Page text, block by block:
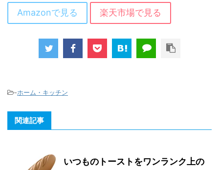
Amazonで見る
楽天市場で見る
-ホーム・キッチン
関連記事
いつものトーストをワンランク上の